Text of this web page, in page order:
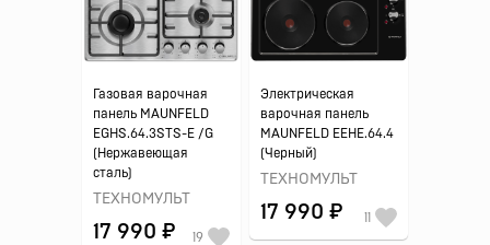
Газовая варочная
панель MAUNFELD
EGHS.64.3STS-E /G
(Нержавеющая
сталь)
ТЕХНОМУЛЬТ
17 990 ₽ 19
Электрическая
варочная панель
MAUNFELD EEHE.64.4
(Черный)
ТЕХНОМУЛЬТ
17 990 ₽ 11